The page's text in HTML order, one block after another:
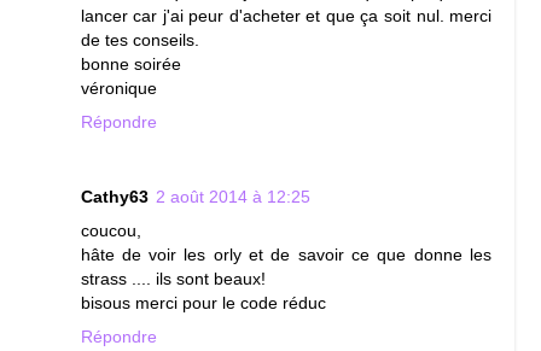
lancer car j'ai peur d'acheter et que ça soit nul. merci
de tes conseils.
bonne soirée
véronique
Répondre
Cathy63 2 août 2014 à 12:25
coucou,
hâte de voir les orly et de savoir ce que donne les
strass .... ils sont beaux!
bisous merci pour le code réduc
Répondre